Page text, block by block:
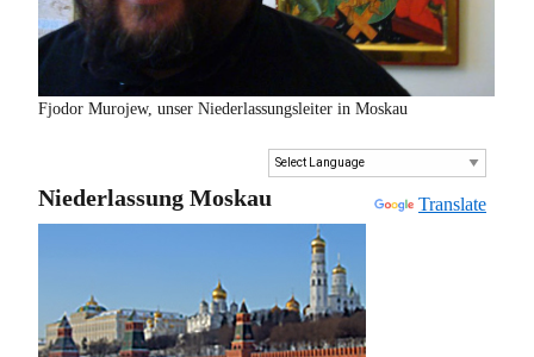
Fjodor Murojew, unser Niederlassungsleiter in Moskau
Powered by Translate
Niederlassung Moskau